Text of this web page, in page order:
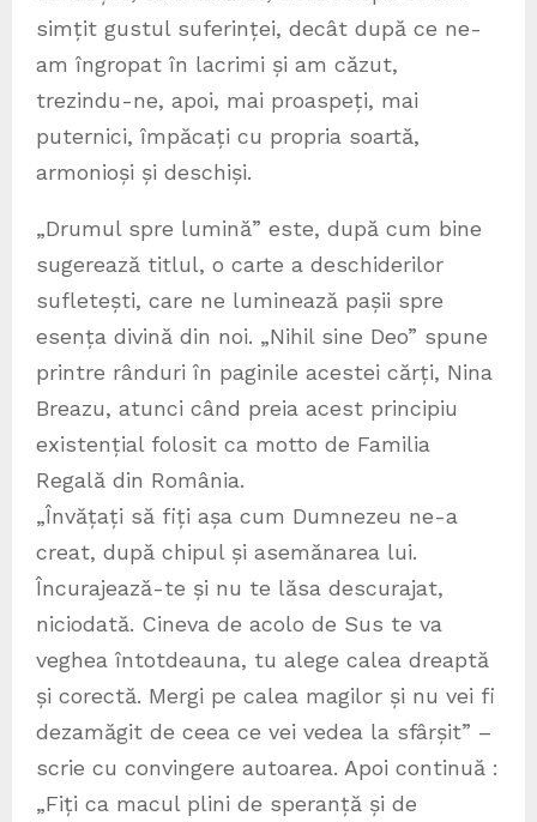
simțit gustul suferinței, decât după ce ne-
am îngropat în lacrimi și am căzut,
trezindu-ne, apoi, mai proaspeți, mai
puternici, împăcați cu propria soartă,
armonioși și deschiși.
„Drumul spre lumină” este, după cum bine
sugerează titlul, o carte a deschiderilor
sufletești, care ne luminează pașii spre
esența divină din noi. „Nihil sine Deo” spune
printre rânduri în paginile acestei cărți, Nina
Breazu, atunci când preia acest principiu
existențial folosit ca motto de Familia
Regală din România.
„Învățați să fiți așa cum Dumnezeu ne-a
creat, după chipul și asemănarea lui.
Încurajează-te și nu te lăsa descurajat,
niciodată. Cineva de acolo de Sus te va
veghea întotdeauna, tu alege calea dreaptă
și corectă. Mergi pe calea magilor și nu vei fi
dezamăgit de ceea ce vei vedea la sfârșit” –
scrie cu convingere autoarea. Apoi continuă :
„Fiți ca macul plini de speranță și de